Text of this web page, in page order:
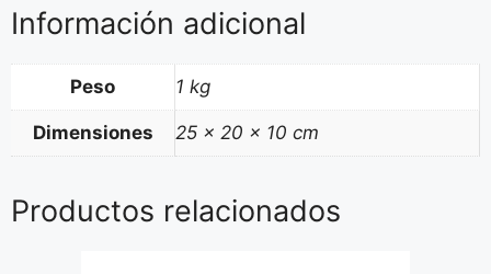
Información adicional
Peso 1 kg
Dimensiones 25 × 20 × 10 cm
Productos relacionados